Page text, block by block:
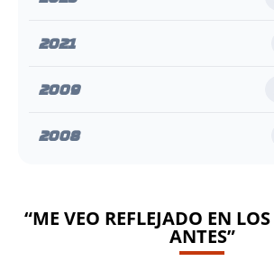
2021
2009
2008
“ME VEO REFLEJADO EN
ANTES”